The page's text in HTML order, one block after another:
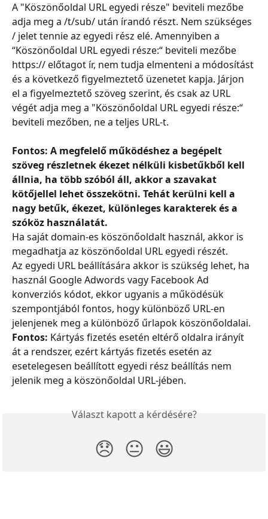
A "Köszönőoldal URL egyedi része" beviteli mezőbe
adja meg a /t/sub/ után írandó részt. Nem szükséges
/ jelet tennie az egyedi rész elé. Amennyiben a
“Köszönőoldal URL egyedi része:“ beviteli mezőbe
https:// előtagot ír, nem tudja elmenteni a módosítást
és a következő figyelmeztető üzenetet kapja. Járjon
el a figyelmeztető szöveg szerint, és csak az URL
végét adja meg a "Köszönőoldal URL egyedi része:“
beviteli mezőben, ne a teljes URL-t.
Fontos: A megfelelő működéshez a begépelt
szöveg részletnek ékezet nélküli kisbetűkből kell
állnia, ha több szóból áll, akkor a szavakat
kötőjellel lehet összekötni. Tehát kerülni kell a
nagy betűk, ékezet, különleges karakterek és a
szóköz használatát.
Ha saját domain-es köszönőoldalt használ, akkor is
megadhatja az köszönőoldal URL egyedi részét.
Az egyedi URL beállítására akkor is szükség lehet, ha
használ Google Adwords vagy Facebook Ad
konverziós kódot, ekkor ugyanis a működésük
szempontjából fontos, hogy különböző URL-en
jelenjenek meg a különböző űrlapok köszönőoldalai.
Fontos: Kártyás fizetés esetén eltérő oldalra irányít
át a rendszer, ezért kártyás fizetés esetén az
esetelegesen beállított egyedi rész beállítás nem
jelenik meg a köszönőoldal URL-jében.
Választ kapott a kérdésére?
😞 😐 😃